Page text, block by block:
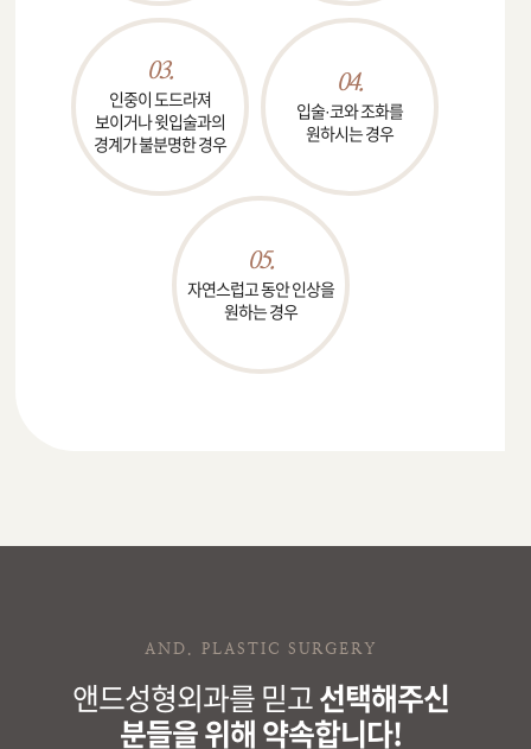
03.
인중이 도드라져
보이거나윗입술과의
경계가불분명한 경우
04.
입술·코와 조화를
원하시는 경우
05.
자연스럽고 동안 인상을
원하는 경우
AND. PLASTIC SURGERY
앤드성형외과를 믿고선택해주신
분들을 위해 약속합니다!